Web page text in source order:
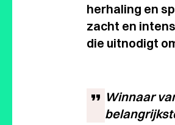
herhaling en
zacht en
die uitnodigt
Winnaar